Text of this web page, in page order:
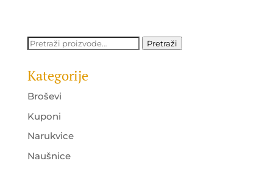
Pretraži: Pretraži
Kategorije
Broševi
Kuponi
Narukvice
Naušnice